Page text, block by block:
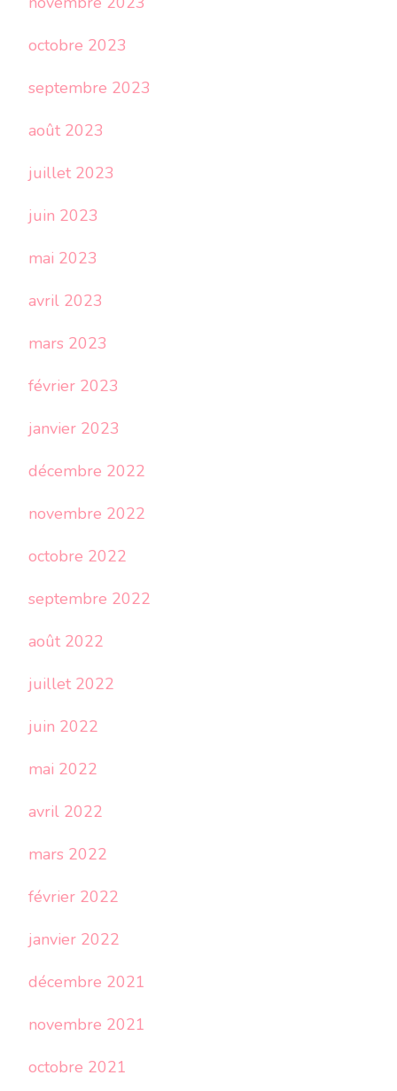
octobre 2023
septembre 2023
août 2023
juillet 2023
juin 2023
mai 2023
avril 2023
mars 2023
février 2023
janvier 2023
décembre 2022
novembre 2022
octobre 2022
septembre 2022
août 2022
juillet 2022
juin 2022
mai 2022
avril 2022
mars 2022
février 2022
janvier 2022
décembre 2021
novembre 2021
octobre 2021